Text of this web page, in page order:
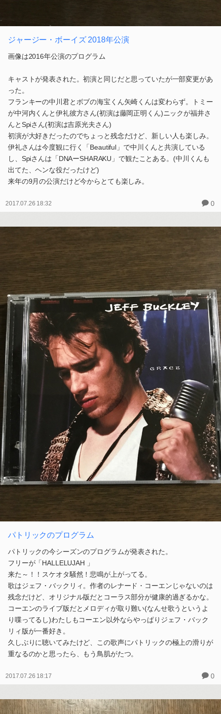
ジャージー・ボーイズ 2018年公演
画像は2016年公演のプログラム
キャストが発表された。初演と同じだと思っていたが一部変更があ
った。
フランキーの中川君とボブの海宝くん矢崎くんは変わらず。トミー
が中河内くんと伊礼彼方さん(初演は藤岡正明くん)ニックが福井さ
んとSpiさん(初演は吉原光夫さん)
初演が大好きだったのでちょっと残念だけど、新しい人も楽しみ。
伊礼さんは今度観に行く「Beautiful」で中川くんと共演している
し、Spiさんは「DNAーSHARAKU」で観たことある。(中川くんも
出てた、ヘンな役だったけど)
来年の9月の公演だけど今からとても楽しみ。
2017.07.26 18:32 0
パトリックのプログラム
パトリックの今シーズンのプログラムが発表された。
フリーが「HALLELUJAH 」
来た～！！スケオタ騒然！悲鳴が上がってる。
歌はジェフ・バックリィ。作者のレナード・コーエンじゃないのは
残念だけど、オリジナル版だとコーラス部分が健康的過ぎるかな。
コーエンのライブ版だとメロディが取り難い(なんせ歌うというよ
り喋ってるし)わたしもコーエン以外ならやっぱりジェフ・バック
リィ版が一番好き。
久しぶりに聴いてみたけど、この歌声にパトリックの極上の滑りが
重なるのかと思ったら、もう鳥肌がたつ。
2017.07.26 18:17 0